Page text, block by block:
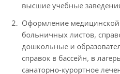
высшие учебные
Оформление
больничных листов,
дошкольные и
справок в бассейн, в
санаторно-курортное